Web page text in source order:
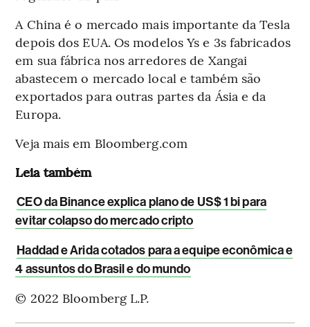
A China é o mercado mais importante da Tesla
depois dos EUA. Os modelos Ys e 3s fabricados
em sua fábrica nos arredores de Xangai
abastecem o mercado local e também são
exportados para outras partes da Ásia e da
Europa.
Veja mais em Bloomberg.com
Leia também
CEO da Binance explica plano de US$ 1 bi para
evitar colapso do mercado cripto
Haddad e Arida cotados para a equipe econômica e
4 assuntos do Brasil e do mundo
© 2022 Bloomberg L.P.